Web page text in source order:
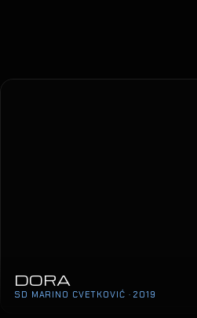
DORA
SD MARINO CVETKOVIĆ · 2019